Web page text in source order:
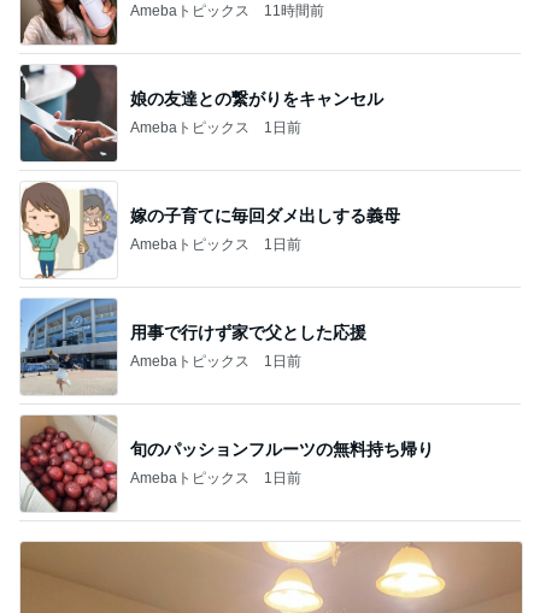
Amebaトピックス 11時間前
娘の友達との繋がりをキャンセル
Amebaトピックス 1日前
嫁の子育てに毎回ダメ出しする義母
Amebaトピックス 1日前
用事で行けず家で父とした応援
Amebaトピックス 1日前
旬のパッションフルーツの無料持ち帰り
Amebaトピックス 1日前